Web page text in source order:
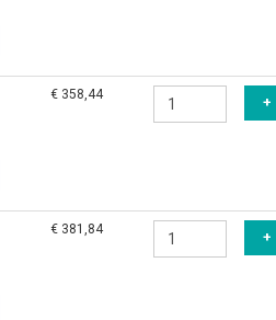
€ 358,44
€ 381,84